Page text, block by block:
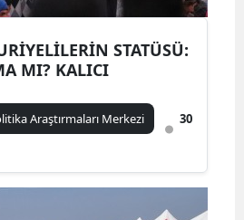
STATÜSÜ:
MI? KALICI
Araştırmaları Merkezi
30